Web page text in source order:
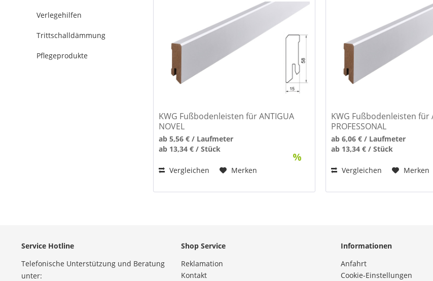
Verlegehilfen
Trittschalldämmung
Pflegeprodukte
KWG Fußbodenleisten für ANTIGUA
NOVEL
ab 5,56 € / Laufmeter
ab 13,34 € / Stück
Vergleichen Merken
KWG Fußbodenleisten für
PROFESSONAL
ab 6,06 € / Laufmeter
ab 13,34 € / Stück
Vergleichen Merken
Service Hotline
Telefonische Unterstützung und Beratung
unter:
Shop Service
Reklamation
Kontakt
Informationen
Anfahrt
Cookie-Einstellungen